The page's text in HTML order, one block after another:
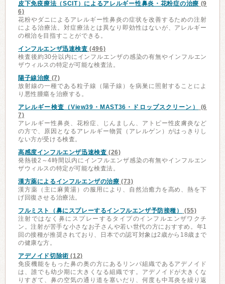
皮下免疫療法（SCIT）によるアレルギー性鼻炎・花粉症の治療 (9
6)
花粉やダニによるアレルギー性鼻炎の症状を改善するための注射
による治療法。対症療法とは異なり即効性はないが、アレルギー
の根治を目指すことができる。
インフルエンザ迅速検査 (496)
検査後約30分以内にインフルエンザの感染の有無やインフルエン
ザウィルスの特定が可能な検査法。
陽子線治療 (7)
放射線の一種である粒子線（陽子線）を病巣に照射することによ
り悪性腫瘍を治療する。
アレルギー検査（View39・MAST36・ドロップスクリーン）
(6
7)
アレルギー性鼻炎、花粉症、じんましん、アトピー性皮膚炎など
の方で、原因となるアレルギー物質（アレルゲン）がはっきりし
ない方が受ける検査。
高感度インフルエンザ迅速検査 (26)
発熱後2～4時間以内にインフルエンザ感染の有無やインフルエン
ザウィルスの特定が可能な検査法。
漢方薬によるインフルエンザの治療 (73)
漢方薬（主に麻黄湯）の服用により、自然治癒力を高め、熱を下
げ回復させる治療法。
フルミスト（鼻にスプレーするインフルエンザ予防接種）
(55)
注射ではなく鼻にスプレーするタイプのインフルエンザワクチ
ン。注射が苦手な小さなお子さんや若い世代の方におすすめ。年1
回の接種が推奨されており、日本での認可対象は2歳から18歳まで
の健康な方。
アデノイド切除術 (12)
免疫機能をもった鼻の奥の方にあるリンパ組織であるアデノイド
は、誰でも幼少期に大きくなる組織です。アデノイドが大きくな
りすぎて、鼻の空気の通り道を塞いだり、何度も中耳炎を繰り返